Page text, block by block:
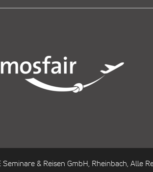
& Reisen GmbH, Rheinbach, Alle